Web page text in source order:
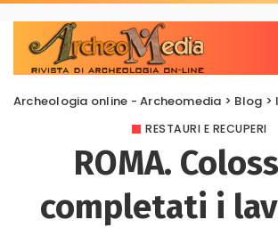
Archeologia online - Archeomedia > Blog >
RESTAURI E RECUPERI
ROMA.
completati i